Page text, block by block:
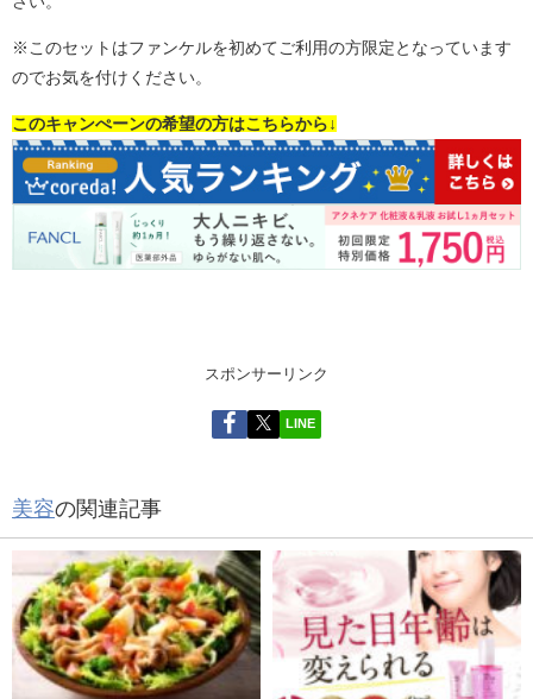
※このセットはファンケルを初めてご利用の方限定となっています
のでお気を付けください。
このキャンぺーンの希望の方はこちらから↓
スポンサーリンク
LINE
美容の関連記事